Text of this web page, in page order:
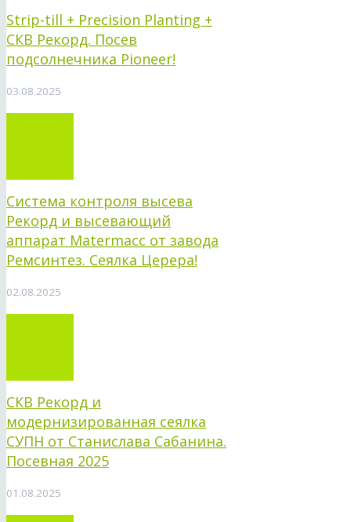
Strip-till + Precision Planting +
СКВ Рекорд. Посев
подсолнечника Pioneer!
03.08.2025
Система контроля высева
Рекорд и высевающий
аппарат Matermacc от завода
Ремсинтез. Сеялка Церера!
02.08.2025
СКВ Рекорд и
модернизированная сеялка
СУПН от Станислава Сабанина.
Посевная 2025
01.08.2025